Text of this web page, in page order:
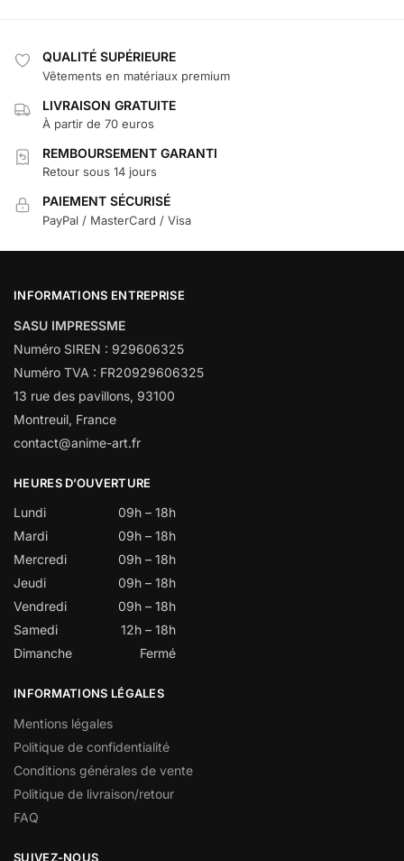
QUALITÉ SUPÉRIEURE
Vêtements en matériaux premium
LIVRAISON GRATUITE
À partir de 70 euros
REMBOURSEMENT GARANTI
Retour sous 14 jours
PAIEMENT SÉCURISÉ
PayPal / MasterCard / Visa
INFORMATIONS ENTREPRISE
SASU IMPRESSME
Numéro SIREN : 929606325
Numéro TVA : FR20929606325
13 rue des pavillons, 93100
Montreuil, France
contact@anime-art.fr
HEURES D’OUVERTURE
Lundi
09h – 18h
Mardi
09h – 18h
Mercredi
09h – 18h
Jeudi
09h – 18h
Vendredi
09h – 18h
Samedi
12h – 18h
Dimanche
Fermé
INFORMATIONS LÉGALES
Mentions légales
Politique de confidentialité
Conditions générales de vente
Politique de livraison/retour
FAQ
SUIVEZ-NOUS